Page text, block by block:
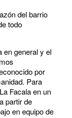
del barrio
todo
en general y el
por
Para
Facala en un
partir de
en equipo de